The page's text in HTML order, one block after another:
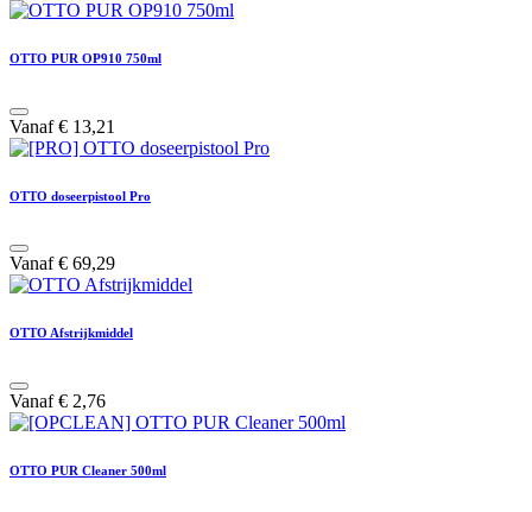
OTTO PUR OP910 750ml
Vanaf€ 13,21
OTTO doseerpistool Pro
Vanaf€ 69,29
OTTO Afstrijkmiddel
Vanaf€ 2,76
OTTO PUR Cleaner 500ml